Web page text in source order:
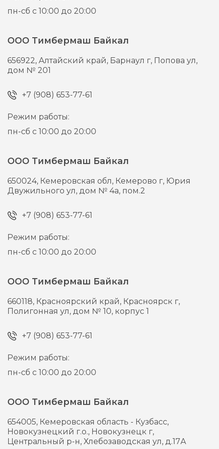
пн-сб с 10:00 до 20:00
ООО Тимбермаш Байкал
656922,Алтайский край, Барнаул г, Попова ул,
дом № 201
+7 (908) 653-77-61
Режим работы:
пн-сб с 10:00 до 20:00
ООО Тимбермаш Байкал
650024, Кемеровская обл, Кемерово г, Юрия
Двужильного ул, дом № 4а, пом.2
+7 (908) 653-77-61
Режим работы:
пн-сб с 10:00 до 20:00
ООО Тимбермаш Байкал
660118, Красноярский край, Красноярск г,
Полигонная ул, дом № 10, корпус 1
+7 (908) 653-77-61
Режим работы:
пн-сб с 10:00 до 20:00
ООО Тимбермаш Байкал
654005, Кемеровская область - Кузбасс,
Новокузнецкий г.о., Новокузнецк г,
Центральный р-н, Хлебозаводская ул, д.17А